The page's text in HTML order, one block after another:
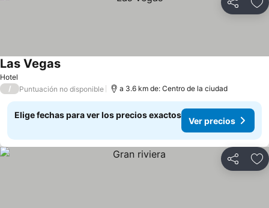
Compartir
Hotel
Las VegasVer precios
/ Puntuación no disponible a 3.6 km de: Centro de la ciudad
Elige fechas para ver los precios exactos
Ver precios
Compartir